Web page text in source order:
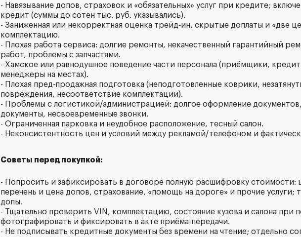
- Навязывание допов, страховок и «обязательных» услуг при кредите;
кредит (суммы до сотен тыс. руб. указывались).
- Заниженная или некорректная оценка трейд‑ин, скрытые доплаты и «две
комплектацию.
- Плохая работа сервиса: долгие ремонты, некачественный гарантийный
работ, проблемы с запчастями.
- Хамское или равнодушное поведение части персонала (приёмщики,
менеджеры на местах).
- Плохая пред‑продажная подготовка (неподготовленные коврики,
повреждения, несоответствие комплектации).
- Проблемы с логистикой/администрацией: долгое оформление
документы, несвоевременные звонки.
- Ограниченная парковка и неудобное расположение, тесный салон.
- Неконсистентность цен и условий между рекламой/телефоном и
Советы перед покупкой:
- Попросить и зафиксировать в договоре полную расшифровку стоимости:
перечень и цена допов, страхование, «помощь на дороге» и прочие услуги;
допы.
- Тщательно проверить VIN, комплектацию, состояние кузова и салона при
фотографировать и фиксировать в акте приёма‑передачи.
- Не подписывать кредитные документы без времени на чтение; отдельно